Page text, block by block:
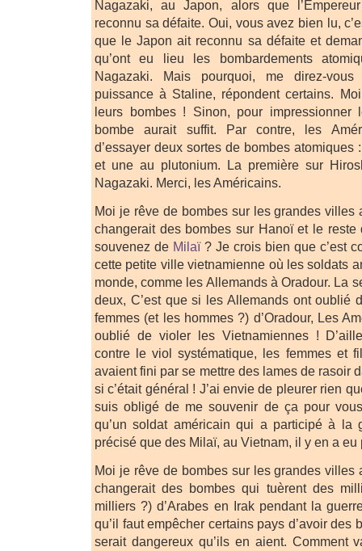
Nagazaki, au Japon, alors que
reconnu sa défaite. Oui, vous avez bien lu,
que le Japon ait reconnu sa défaite et
qu’ont eu lieu les bombardements
Nagazaki. Mais pourquoi, me direz-
puissance à Staline, répondent certains.
leurs bombes ! Sinon, pour impressionner
bombe aurait suffit. Par contre, les
d’essayer deux sortes de bombes atomiques
et une au plutonium. La première sur
Nagazaki. Merci, les Américains.
Moi je rêve de bombes sur les grandes villes
changerait des bombes sur Hanoï et le reste
souvenez de Milaï? Je crois bien que c’est
cette petite ville vietnamienne où les soldats
monde, comme les Allemands à Oradour. La
deux, C’est que si les Allemands ont oublié
femmes (et les hommes ?) d’Oradour, Les
oublié de violer les Vietnamiennes !
contre le viol systématique, les femmes et
avaient fini par se mettre des lames de rasoir
si c’était général ! J’ai envie de pleurer rien
suis obligé de me souvenir de ça pour
qu’un soldat américain qui a participé à la
précisé que des Milaï, au Vietnam, il y en a eu
Moi je rêve de bombes sur les grandes villes
changerait des bombes qui tuèrent des
milliers ?) d’Arabes en Irak pendant la
qu’il faut empêcher certains pays d’avoir des
serait dangereux qu’ils en aient. Comment